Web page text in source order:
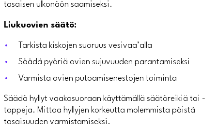
tasaisen ulkonäön saamiseksi.
Liukuovien säätö:
Tarkista kiskojen suoruus vesivaa’alla
Säädä pyöriä ovien sujuvuuden parantamiseksi
Varmista ovien putoamisenestojen toiminta
Säädä hyllyt vaakasuoraan käyttämällä säätöreikiä tai -
tappeja. Mittaa hyllyjen korkeutta molemmista päistä
tasaisuuden varmistamiseksi.